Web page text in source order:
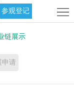
参观登记
链展示
申请